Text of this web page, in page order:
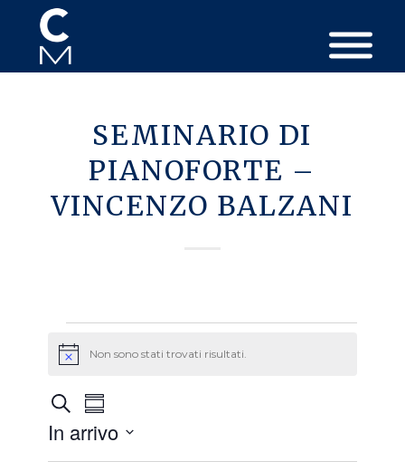
SEMINARIO DI
PIANOFORTE –
VINCENZO BALZANI
Eventi
AvvisoNon sono stati trovati risultati.
Eventi
Ricerca
CercaEvento
Viste
Navigazione
Sommario
In arrivo